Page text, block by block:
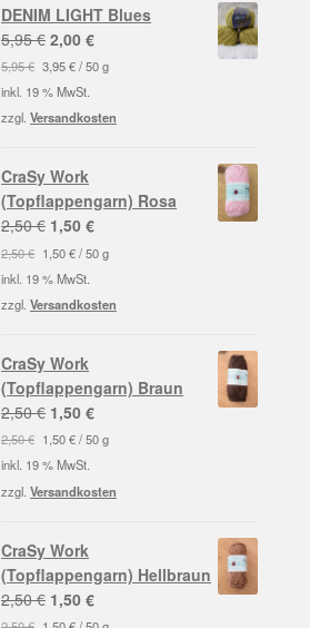
DENIM LIGHT Blues
5,95€ Ursprünglicher
Preis
war:
5,95 €
2,00€Aktueller
Preis
2,00 €.
5,95€ 3,95€/50 g
inkl. 19 % MwSt.
zzgl.Versandkosten
CraSy Work
(Topflappengarn) Rosa
2,50€ Ursprünglicher
Preis
war:
2,50 €
1,50€Aktueller
Preis
1,50 €.
2,50€ 1,50€/50 g
inkl. 19 % MwSt.
zzgl.Versandkosten
CraSy Work
(Topflappengarn) Braun
2,50€ Ursprünglicher
Preis
war:
2,50 €
1,50€Aktueller
Preis
1,50 €.
2,50€ 1,50€/50 g
inkl. 19 % MwSt.
zzgl.Versandkosten
CraSy Work
(Topflappengarn) Hellbraun
2,50€ Ursprünglicher
Preis
1,50€Aktueller
Preis